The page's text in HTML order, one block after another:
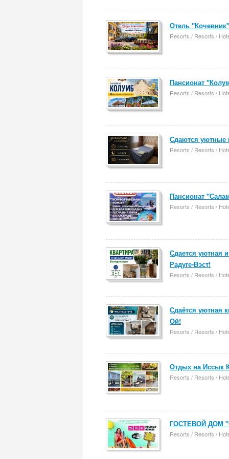
Отель
Resorts / Resorts /
Пансионат
Resorts / Resorts /
Сдаются уютные
Resorts / Resorts /
Пансионат
Resorts / Resorts /
Сдается уютная
Радуге-Вэст!
Resorts / Resorts /
Сдаётся уютная
Ой!
Resorts / Resorts /
Отдых на Иссык
Resorts / Resorts /
ГОСТЕВОЙ ДОМ
Resorts / Resorts /